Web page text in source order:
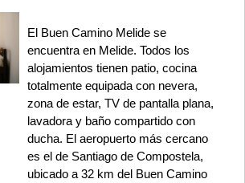
El Buen Camino Melide se
encuentra en Melide. Todos los
alojamientos tienen patio, cocina
totalmente equipada con nevera,
zona de estar, TV de pantalla plana,
lavadora y baño compartido con
ducha. El aeropuerto más cercano
es el de Santiago de Compostela,
ubicado a 32 km del Buen Camino